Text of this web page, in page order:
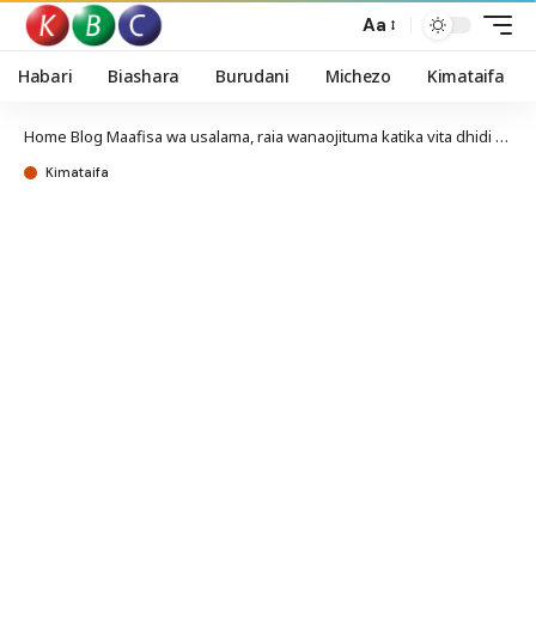
Aa
Habari Biashara Burudani Michezo Kimataifa
Home Blog Maafisa wa usalama, raia wanaojituma katika vita dhidi ya uhalifu kuzawadiwa
Kimataifa